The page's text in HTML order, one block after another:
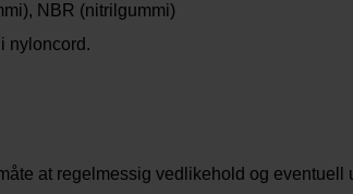
NBR (nitrilgummi)
nyloncord.
at regelmessig vedlikehold og